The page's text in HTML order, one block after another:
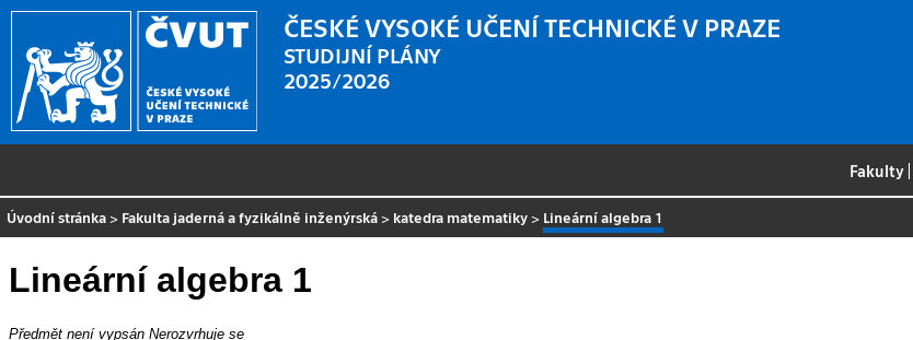
ČESKÉ VYSOKÉ UČENÍ TECHNICKÉ V PRAZE
STUDIJNÍ PLÁNY
2025/2026
Fakulty
Úvodní stránka > Fakulta jaderná a fyzikálně inženýrská > katedra matematiky > Lineární algebra 1
Lineární algebra 1
Předmět není vypsán Nerozvrhuje se